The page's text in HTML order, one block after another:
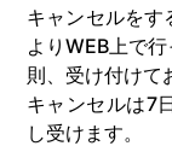
キャンセルをす
よりWEB上で
則、受け付けて
キャンセルは7
し受けます。